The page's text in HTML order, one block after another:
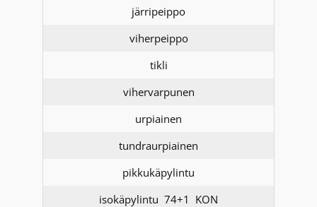
järripeippo
viherpeippo
tikli
vihervarpunen
urpiainen
tundraurpiainen
pikkukäpylintu
isokäpylintu 74+1 KON